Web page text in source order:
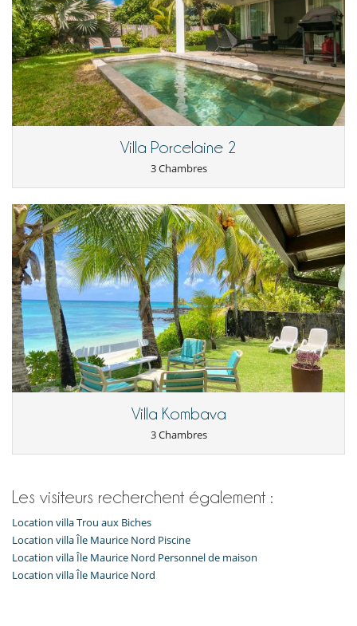
Villa Porcelaine 2
3 Chambres
Villa Kombava
3 Chambres
Les visiteurs recherchent également :
Location villa Trou aux Biches
Location villa Île Maurice Nord Piscine
Location villa Île Maurice Nord Personnel de maison
Location villa Île Maurice Nord